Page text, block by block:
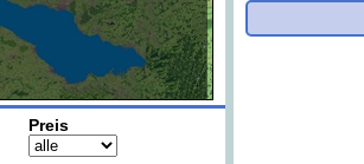
Preis